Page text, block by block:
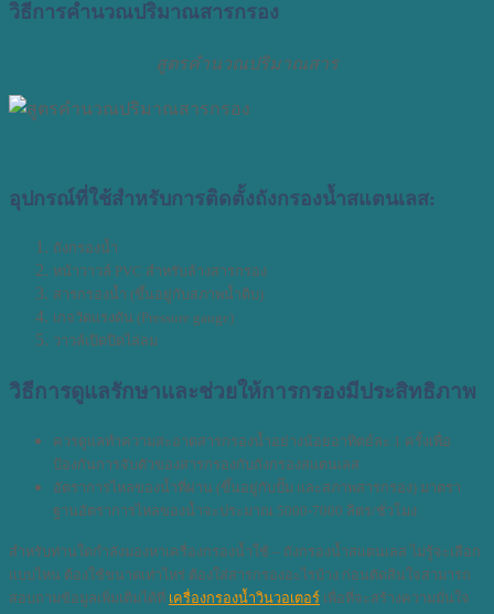
วิธีการคำนวณปริมาณสารกรอง
สูตรคำนวณปริมาณสาร
อุปกรณ์ที่ใช้สำหรับการติดตั้งถังกรองน้ำสแตนเลส:
ถังกรองน้ำ
หน้าวาวล์ PVC สำหรับล้างสารกรอง
สารกรองน้ำ (ขึ้นอยู่กับสภาพน้ำดิบ)
เกจวัดแรงดัน (Pressure gauge)
วาวล์เปิดปิดไล่ลม
วิธีการดูแลรักษาและช่วยให้การกรองมีประสิทธิภาพ
ควรดูแลทำความสะอาดสารกรองน้ำอย่างน้อยอาทิตย์ละ 1 ครั้งเพื่อ
ป้องกันการจับตัวของสารกรองกับถังกรองสแตนเลส
อัตราการไหลของน้ำที่ผ่าน (ขึ้นอยู่กับปั๊ม และสภาพสารกรอง) มาตรา
ฐานอัตราการไหลของน้ำจะประมาณ 5000-7000 ลิตร/ชั่วโมง
สำหรับท่านใดกำลังมองหาเครื่องกรองน้ำใช้ – ถังกรองน้ำสแตนเลส ไม่รู้จะเลือก
แบบไหน ต้องใช้ขนาดเท่าไหร่ ต้องใส่สารกรองอะไรบ้าง ก่อนตัดสินใจสามารถ
สอบถามข้อมูลเพิ่มเติมได้ที่ เครื่องกรองน้ำวินวอเตอร์ เพื่อที่จะสร้างความมั่นใจ